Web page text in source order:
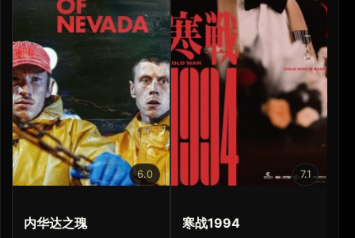
6.0
内华达之瑰
7.1
寒战1994